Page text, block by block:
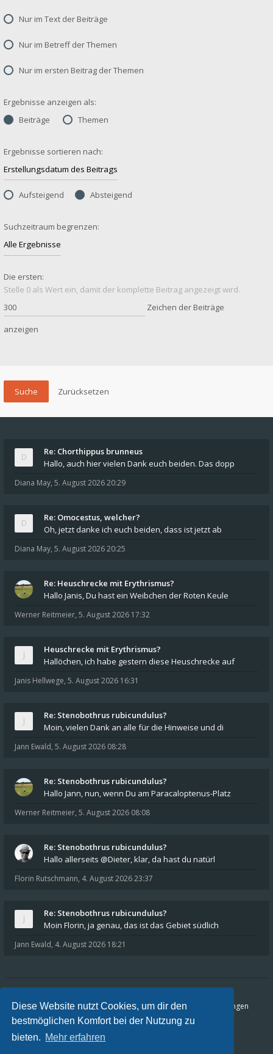
Diese Website nutzt Cookies, um dir den
bestmöglichen Komfort bei der Nutzung zu
bieten. Mehr erfahren
Nur im Text der Beiträge
Nur im Betreff der Themen
Nur im ersten Beitrag der Themen
Ergebnisse anzeigen als:
Beiträge
Themen
Ergebnisse sortieren nach:
Aufsteigend Absteigend
Suchzeitraum begrenzen:
Die ersten:
Stelle 0 als Wert ein, damit der komplette Beitrag angezeigt wird.
Zeichen der Beiträge
anzeigen
Re: Chorthippus brunneus
Hallo, auch hier vielen Dank euch beiden. Das dopp
Diana May, 5. August 2026 20:29
Re: Omocestus, welcher?
Oh, jetzt danke ich euch beiden, dass ist jetzt ab
Diana May, 5. August 2026 20:25
Re: Heuschrecke mit Erythrismus?
Hallo Janis, Du hast ein Weibchen der Roten Keule
Werner Reitmeier, 5. August 2026 17:32
Heuschrecke mit Erythrismus?
Hallöchen, ich habe gestern diese Heuschrecke auf
Janis Hellwege, 5. August 2026 16:31
Re: Stenobothrus rubicundulus?
Moin, vielen Dank an alle für die Hinweise und di
Jann Ewald, 5. August 2026 08:28
Re: Stenobothrus rubicundulus?
Hallo Jann, nun, wenn Du am Paracaloptenus-Platz
Werner Reitmeier, 5. August 2026 08:08
Re: Stenobothrus rubicundulus?
Hallo allerseits @Dieter, klar, da hast du natürl
Florin Rutschmann, 4. August 2026 23:37
Re: Stenobothrus rubicundulus?
Moin Florin, ja genau, das ist das Gebiet südlich
Jann Ewald, 4. August 2026 18:21
Foren-Übersicht FAQ Datenschutz
Nutzungsbedingungen
Alle Zeiten sind UTC+02:00
Aktuelle Zeit: 10. August 2026 06:08